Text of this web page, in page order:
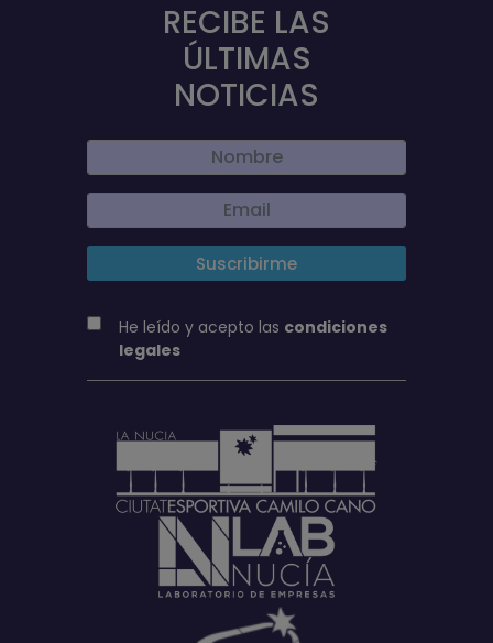
RECIBE LAS
ÚLTIMAS
NOTICIAS
He leído y acepto las condiciones
legales